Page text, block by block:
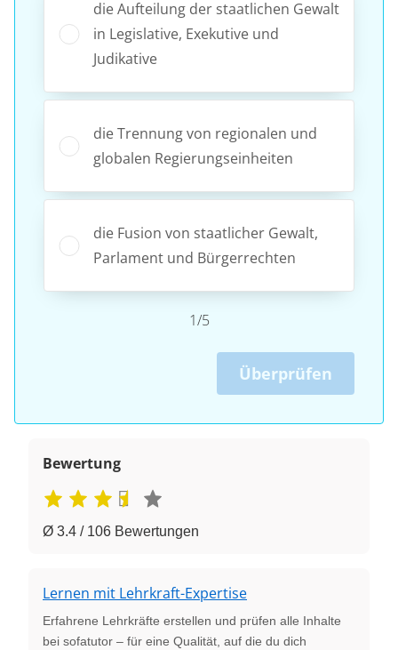
die Aufteilung der staatlichen Gewalt
in Legislative, Exekutive und
Judikative
die Trennung von regionalen und
globalen Regierungseinheiten
die Fusion von staatlicher Gewalt,
Parlament und Bürgerrechten
1/5
Überprüfen
Bewertung
Ø 3.4 / 106 Bewertungen
Lernen mit Lehrkraft-Expertise
Erfahrene Lehrkräfte erstellen und prüfen alle Inhalte
bei sofatutor – für eine Qualität, auf die du dich